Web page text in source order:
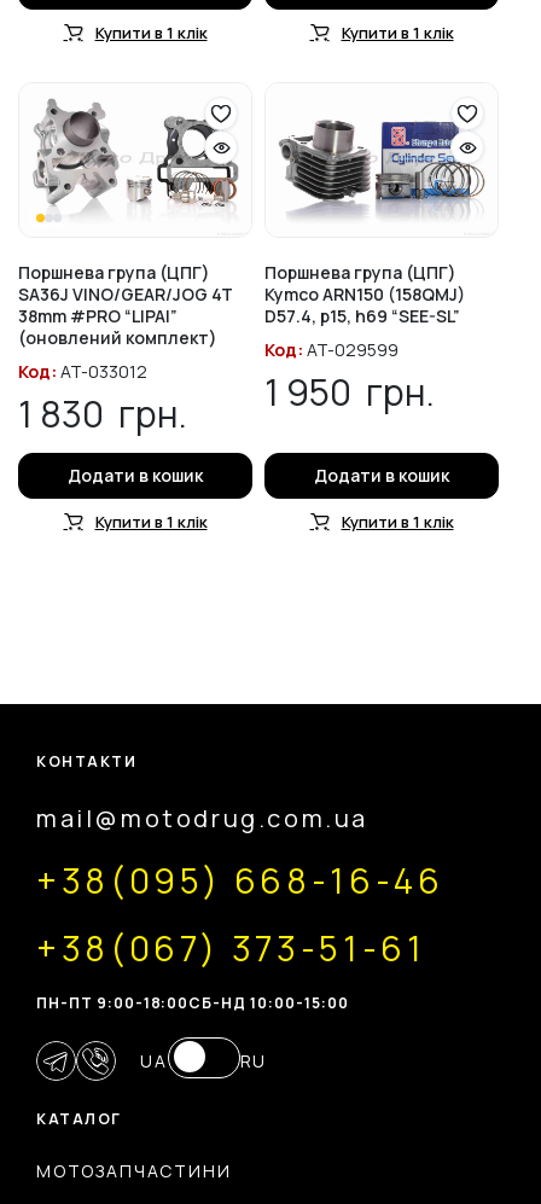
Купити в 1 клік Купити в 1 клік
Поршнева група (ЦПГ)
SA36J VINO/GEAR/JOG 4T
38mm #PRO “LIPAI”
(оновлений комплект)
Код: AT-033012
1 830 грн.
Додати в кошик
Купити в 1 клік
Поршнева група (ЦПГ)
Kymco ARN150 (158QMJ)
D57.4, p15, h69 “SEE-SL”
Код: AT-029599
1 950 грн.
Додати в кошик
Купити в 1 клік
КАТАЛОГ
МОТОЗАПЧАСТИНИ
КОНТАКТИ
mail@motodrug.com.ua
+38(095) 668-16-46
+38(067) 373-51-61
ПН-ПТ 9:00-18:00CБ-НД 10:00-15:00
UA RU